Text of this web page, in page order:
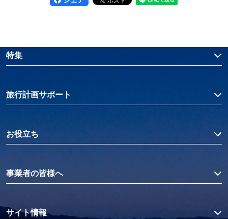
特集
旅行計画サポート
お役立ち
事業者の皆様へ
サイト情報